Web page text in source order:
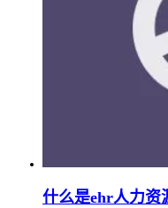
什么是ehr人力资